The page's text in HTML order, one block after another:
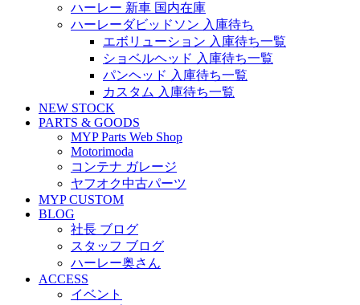
ハーレー 新車 国内在庫
ハーレーダビッドソン 入庫待ち
エボリューション 入庫待ち一覧
ショベルヘッド 入庫待ち一覧
パンヘッド 入庫待ち一覧
カスタム 入庫待ち一覧
NEW STOCK
PARTS & GOODS
MYP Parts Web Shop
Motorimoda
コンテナ ガレージ
ヤフオク中古パーツ
MYP CUSTOM
BLOG
社長 ブログ
スタッフ ブログ
ハーレー奥さん
ACCESS
イベント